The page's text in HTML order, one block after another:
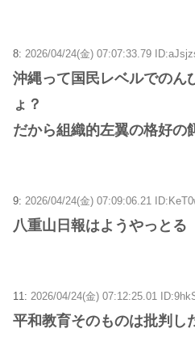
8: 2026/04/24(金) 07:07:33.79
沖縄って国民レベルでのん
ょ？
だから組織的左翼の格好の
9: 2026/04/24(金) 07:09:06.21
八重山日報はようやっとる
11: 2026/04/24(金) 07:12:25.01
平和教育そのものは批判し